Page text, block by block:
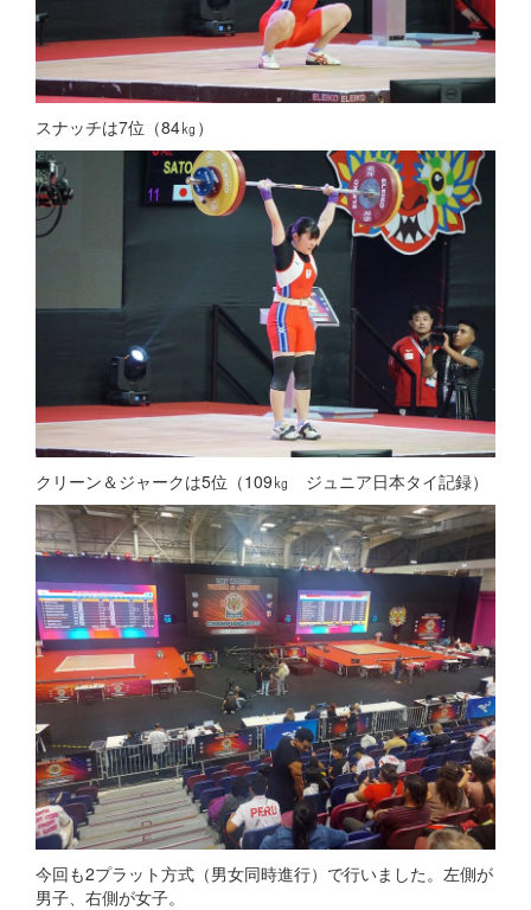
スナッチは7位（84㎏）
クリーン＆ジャークは5位（109㎏ ジュニア日本タイ記録）
今回も2プラット方式（男女同時進行）で行いました。左側が
男子、右側が女子。